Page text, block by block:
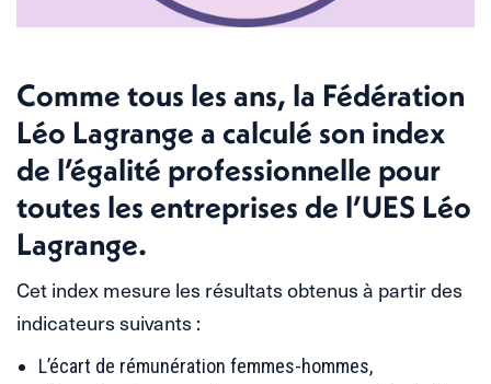
Comme tous les ans, la Fédération
Léo Lagrange a calculé son index
de l’égalité professionnelle pour
toutes les entreprises de l’UES Léo
Lagrange.
Cet index mesure les résultats obtenus à partir des
indicateurs suivants :
L’écart de rémunération femmes-hommes,